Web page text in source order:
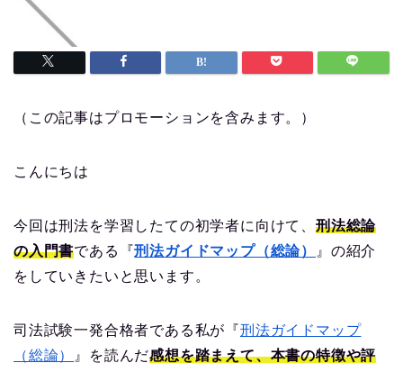
（この記事はプロモーションを含みます。）
こんにちは
今回は刑法を学習したての初学者に向けて、 刑法総論
の入門書である『刑法ガイドマップ（総論）
』の紹介
をしていきたいと思います。
司法試験一発合格者である私が『刑法ガイドマップ
（総論）
』を読んだ感想を踏まえて、本書の特徴や評